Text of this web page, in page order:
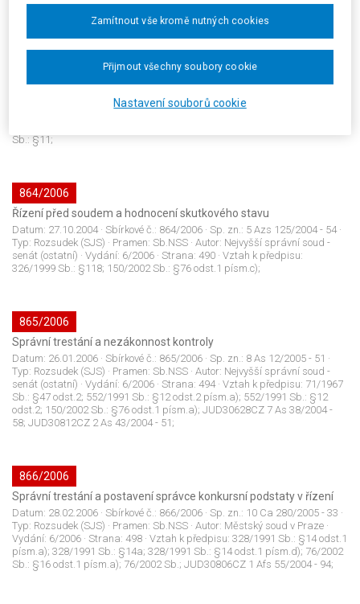
863/2006
Řízení před soudem a přezkum rozhodnutí o výši nákladů výkonu
vazby
· Sbírkové č.:863/2006· Sp. zn.:
Sb.: §11;
864/2006
Řízení před soudem a hodnocení skutkového stavu
Datum: 27.10.2004· Sbírkové č.: 864/2006 · Sp. zn.: 5 Azs 125/2004 - 54·
Typ: Rozsudek (SJS) · Pramen: Sb.NSS · Autor: Nejvyšší správní soud -
senát (ostatní) · Vydání: 6/2006 · Strana: 490 · Vztah k předpisu:
326/1999 Sb.: §118; 150/2002 Sb.: §76 odst.1 písm.c);
865/2006
Správní trestání a nezákonnost kontroly
Datum: 26.01.2006 · Sbírkové č.: 865/2006 · Sp. zn.: 8 As 12/2005 - 51 ·
Typ: Rozsudek (SJS) · Pramen: Sb.NSS · Autor: Nejvyšší správní soud -
senát (ostatní) · Vydání: 6/2006 · Strana: 494· Vztah k předpisu: 71/1967
Sb.: §47 odst.2; 552/1991 Sb.: §12 odst.2 písm.a); 552/1991 Sb.: §12
odst.2; 150/2002 Sb.: §76 odst.1 písm.a); JUD30628CZ 7 As 38/2004 -
58; JUD30812CZ 2 As 43/2004 - 51;
866/2006
Správní trestání a postavení správce konkursní podstaty v řízení
Datum: 28.02.2006 · Sbírkové č.: 866/2006 · Sp. zn.: 10 Ca 280/2005 - 33 ·
Typ: Rozsudek (SJS) · Pramen: Sb.NSS · Autor: Městský soud v Praze ·
Vydání: 6/2006 · Strana: 498 · Vztah k předpisu: 328/1991 Sb.: §14 odst.1
písm.a); 328/1991 Sb.: §14a; 328/1991 Sb.: §14 odst.1 písm.d); 76/2002
Sb.: §16 odst.1 písm.a); 76/2002 Sb.; JUD30806CZ 1 Afs 55/2004 - 94;
Nastavení souborů cookie
Zamítnout vše kromě nutných cookies
Přijmout všechny soubory cookie